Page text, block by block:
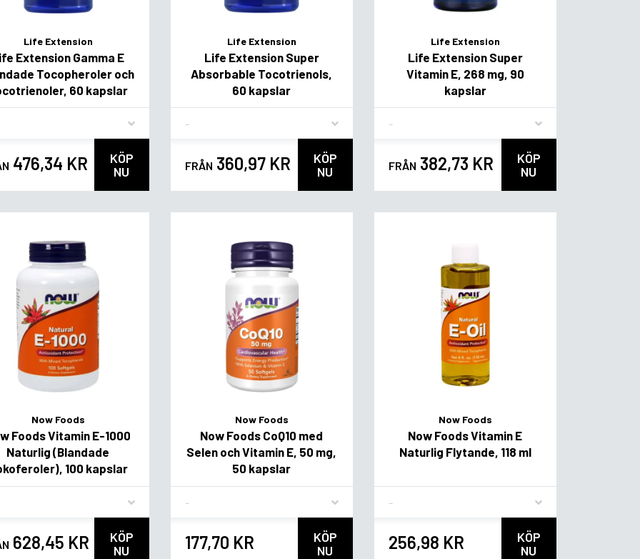
Life Extension
Extension Gamma E
Tocopheroler och
60 kapslar
476,34 KR
KÖP
NU
Life Extension
Life Extension Super
Absorbable Tocotrienols,
60 kapslar
FRÅN 360,97 KR
KÖP
NU
Life Extension
Life Extension Super
Vitamin E, 268 mg, 90
kapslar
FRÅN 382,73 KR
KÖP
NU
Now Foods
Foods Vitamin E-1000
Naturlig (Blandade
100 kapslar
628,45 KR
KÖP
NU
Now Foods
Now Foods CoQ10 med
Selen och Vitamin E, 50 mg,
50 kapslar
177,70 KR
KÖP
NU
Now Foods
Now Foods Vitamin E
Naturlig Flytande, 118 ml
256,98 KR
KÖP
NU